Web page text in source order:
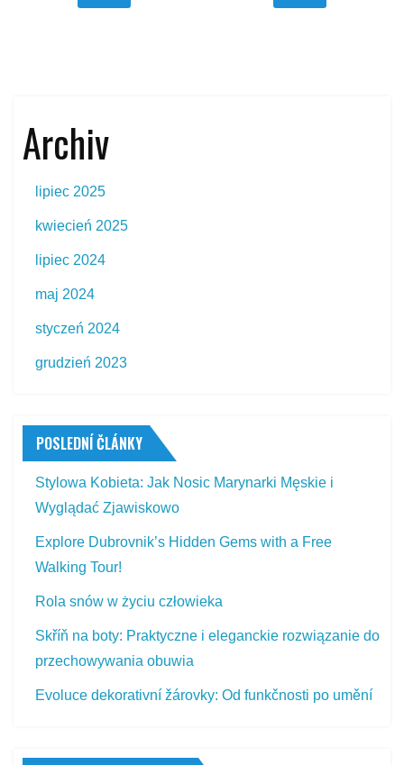
Archiv
lipiec 2025
kwiecień 2025
lipiec 2024
maj 2024
styczeń 2024
grudzień 2023
POSLEDNÍ ČLÁNKY
Stylowa Kobieta: Jak Nosic Marynarki Męskie i
Wyglądać Zjawiskowo
Explore Dubrovnik’s Hidden Gems with a Free
Walking Tour!
Rola snów w życiu człowieka
Skříň na boty: Praktyczne i eleganckie rozwiązanie do
przechowywania obuwia
Evoluce dekorativní žárovky: Od funkčnosti po umění